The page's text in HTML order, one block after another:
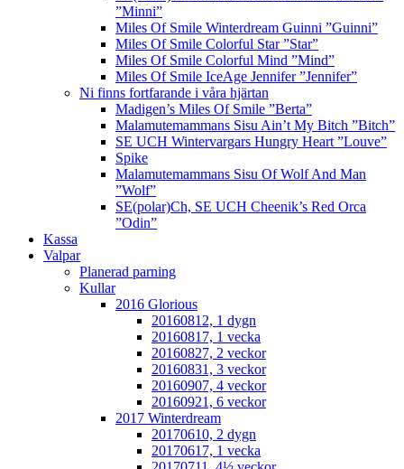
”Minni”
Miles Of Smile Winterdream Guinni ”Guinni”
Miles Of Smile Colorful Star ”Star”
Miles Of Smile Colorful Mind ”Mind”
Miles Of Smile IceAge Jennifer ”Jennifer”
Ni finns fortfarande i våra hjärtan
Madigen’s Miles Of Smile ”Berta”
Malamutemammans Sisu Ain’t My Bitch ”Bitch”
SE UCH Wintervargars Hungry Heart ”Louve”
Spike
Malamutemammans Sisu Of Wolf And Man
”Wolf”
SE(polar)Ch, SE UCH Cheenik’s Red Orca
”Odin”
Kassa
Valpar
Planerad parning
Kullar
2016 Glorious
20160812, 1 dygn
20160817, 1 vecka
20160827, 2 veckor
20160831, 3 veckor
20160907, 4 veckor
20160921, 6 veckor
2017 Winterdream
20170610, 2 dygn
20170617, 1 vecka